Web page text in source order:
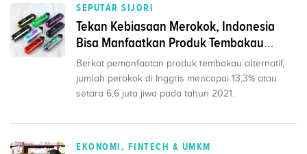
SEPUTAR SIJORI
Tekan Kebiasaan Merokok, Indonesia
Bisa Manfaatkan Produk Tembakau
Alternatif
Berkat pemanfaatan produk tembakau alternatif,
jumlah perokok di Inggris mencapai 13,3% atau
setara 6,6 juta jiwa pada tahun 2021.
EKONOMI, FINTECH & UMKM